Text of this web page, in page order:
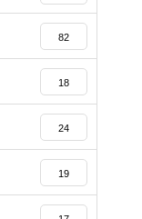
82
18
24
19